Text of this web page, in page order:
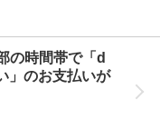
の時間帯で「d
」のお支払いが